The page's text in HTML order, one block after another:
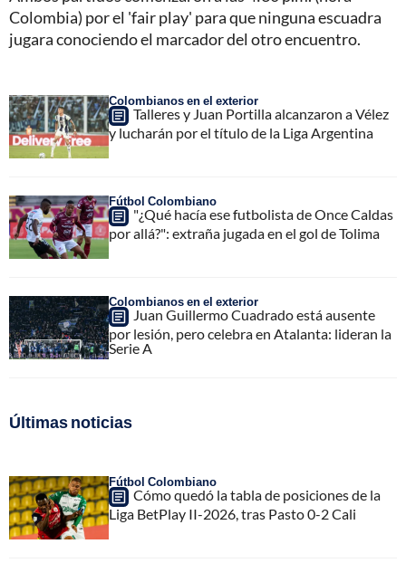
Colombia) por el 'fair play' para que ninguna escuadra
jugara conociendo el marcador del otro encuentro.
Colombianos en el exterior
Talleres y Juan Portilla alcanzaron a Vélez
y lucharán por el título de la Liga Argentina
Fútbol Colombiano
"¿Qué hacía ese futbolista de Once Caldas
por allá?": extraña jugada en el gol de Tolima
Colombianos en el exterior
Juan Guillermo Cuadrado está ausente
por lesión, pero celebra en Atalanta: lideran la
Serie A
Últimas noticias
Fútbol Colombiano
Cómo quedó la tabla de posiciones de la
Liga BetPlay II-2026, tras Pasto 0-2 Cali